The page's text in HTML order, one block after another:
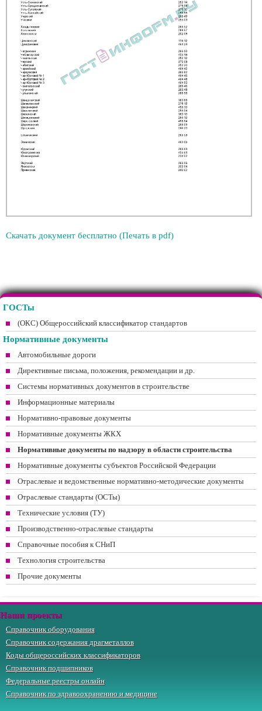
Скачать документ бесплатно (Печать в pdf)
ГОСТы
(ОКС) Общероссийский классификатор стандартов
Нормативные документы
Автомобильные дороги
Директивные письма, положения, рекомендации и др.
Системы нормативных документов в строительстве
Информационные материалы
Нормативно-правовые документы
Нормативные документы ЖКХ
Нормативные документы по надзору в области строительства
Нормативные документы субъектов Российской Федерации
Отраслевые и ведомственные нормативно-методические документы
Отраслевые стандарты (ОСТы)
Технические условия (ТУ)
Производственно-отраслевые стандарты
Справочные пособия к СНиП
Технология строительства
Прочие документы
Наши проекты
Справочник оборудования
Справочник содержания драгметаллов
Коды общероссийских классификаторов
Справочник подшипников
Федеральные реестры онлайн
Справочник по здравоохранению и медицине